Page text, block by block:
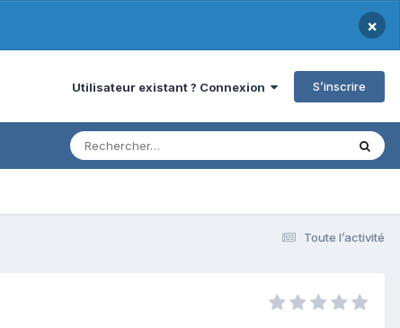
×
Utilisateur existant ? Connexion S’inscrire
Toute l’activité